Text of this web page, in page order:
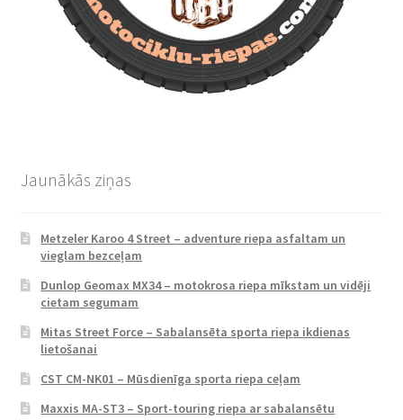
Jaunākās ziņas
Metzeler Karoo 4 Street – adventure riepa asfaltam un
vieglam bezceļam
Dunlop Geomax MX34 – motokrosa riepa mīkstam un vidēji
cietam segumam
Mitas Street Force – Sabalansēta sporta riepa ikdienas
lietošanai
CST CM-NK01 – Mūsdienīga sporta riepa ceļam
Maxxis MA-ST3 – Sport-touring riepa ar sabalansētu